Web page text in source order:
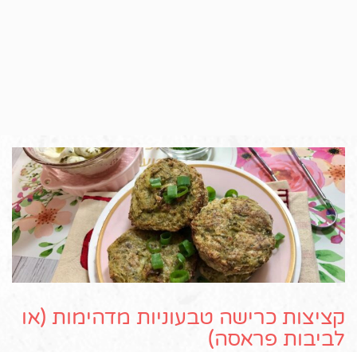
קציצות כרישה טבעוניות מדהימות (או
לביבות פראסה)